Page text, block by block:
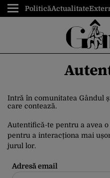
PoliticăActualitate
Intră în comunitatea Gândul
care contează.
Autentifică-te pentru a avea
pentru a interacționa mai
jurul lor.
Adresă email